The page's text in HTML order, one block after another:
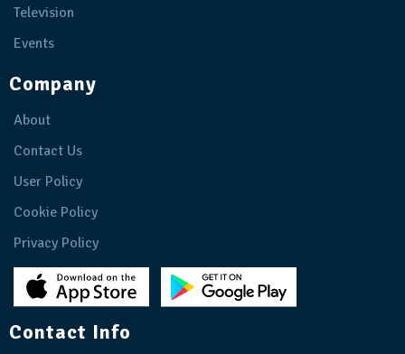
Television
Events
Company
About
Contact Us
User Policy
Cookie Policy
Privacy Policy
Contact Info